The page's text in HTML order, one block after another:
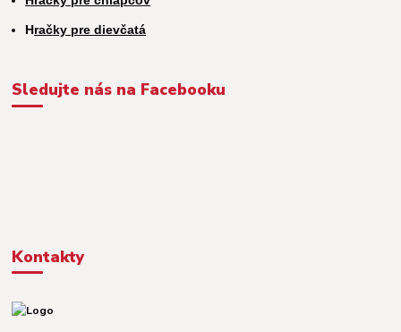
Hračky pre dievčatá
Sledujte nás na Facebooku
Kontakty